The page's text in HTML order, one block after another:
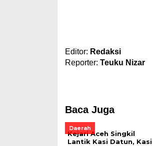
Editor: Redaksi
Reporter: Teuku Nizar
Baca Juga
Daerah
Kejari Aceh Singkil
Lantik Kasi Datun, Kasi